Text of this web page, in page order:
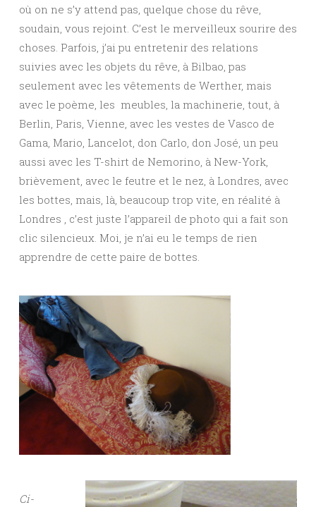
où on ne s’y attend pas, quelque chose du rêve,
soudain, vous rejoint. C’est le merveilleux sourire des
choses. Parfois, j’ai pu entretenir des relations
suivies avec les objets du rêve, à Bilbao, pas
seulement avec les vêtements de Werther, mais
avec le poème, les meubles, la machinerie, tout, à
Berlin, Paris, Vienne, avec les vestes de Vasco de
Gama, Mario, Lancelot, don Carlo, don José, un peu
aussi avec les T-shirt de Nemorino, à New-York,
brièvement, avec le feutre et le nez, à Londres, avec
les bottes, mais, là, beaucoup trop vite, en réalité à
Londres , c’est juste l’appareil de photo qui a fait son
clic silencieux. Moi, je n’ai eu le temps de rien
apprendre de cette paire de bottes.
Ci-